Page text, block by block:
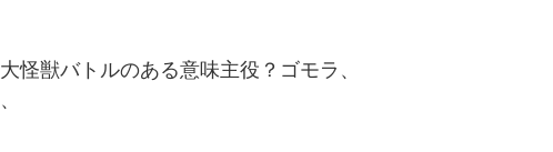
怪獣バトルのある意味主役？ゴモラ、